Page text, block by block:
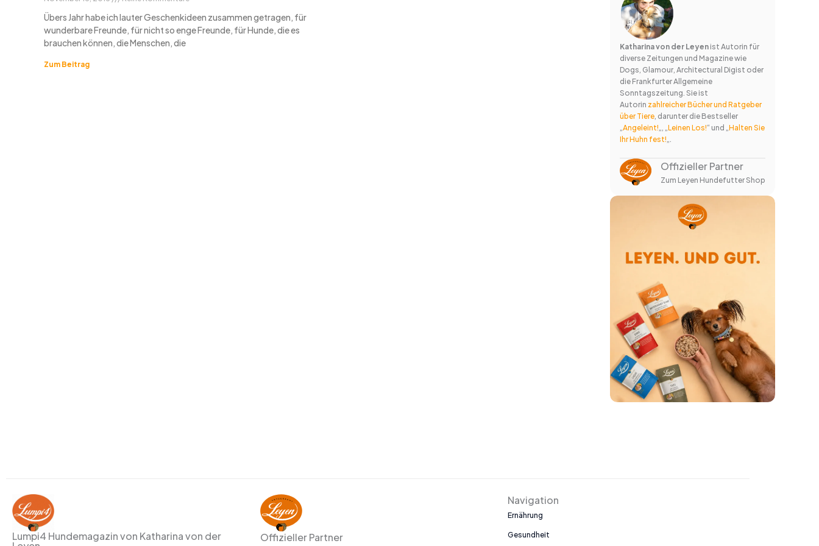
Übers Jahr habe ich lauter Geschenkideen zusammen getragen, für
wunderbare Freunde, für nicht so enge Freunde, für Hunde, die es
brauchen können, die Menschen, die
Zum Beitrag
Katharina von der Leyen ist Autorin für
diverse Zeitungen und Magazine wie
Dogs, Glamour, Architectural Digist oder
die Frankfurter Allgemeine
Sonntagszeitung. Sie ist
Autorin zahlreicher Bücher und Ratgeber
über Tiere , darunter die Bestseller
„Angeleint! „, „Leinen Los!“ und „Halten Sie
Ihr Huhn fest!
Offizieller Partner
Zum Leyen Hundefutter Shop
Lumpi4 Hundemagazin von Katharina von der
Offizieller Partner
Navigation
Ernährung
Gesundheit